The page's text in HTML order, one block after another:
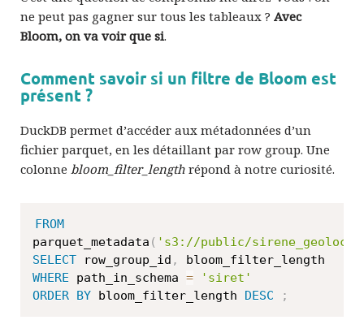
ne peut pas gagner sur tous les tableaux ? Avec
Bloom, on va voir que si.
Comment savoir si un filtre de Bloom est
présent ?
DuckDB permet d’accéder aux métadonnées d’un
fichier parquet, en les détaillant par row group. Une
colonne bloom_filter_length répond à notre curiosité.
FROM
parquet_metadata ( 's3://public/
SELECT row_group_id ,
WHERE path_in_schema =
'siret'
ORDER BY bloom_filter_length DESC ;